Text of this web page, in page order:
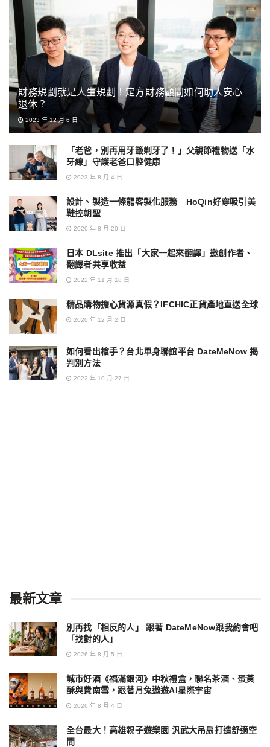
財務規劃就是人生規劃！定方財務顧問如何助人安心
退休？
2023 年 12 月 6 日
「老爸，別再用牙籤剃牙了！」父親節禮物送「水
牙線」守護老爸口腔健康
2023 年 8 月 4 日
設計、製造一條龍客製化服務 HoQin好穿吸引美
鞋控朝聖
2020 年 8 月 20 日
日本 DLsite 推出「大家一起來翻譯」邀創作者、
翻譯者共享收益
2022 年 11 月 18 日
精品購物擔心貨源真假？IFCHIC正貨產地直送全球
2020 年 12 月 2 日
如何看出槍手？台北單身聯誼平台 DateMeNow 揭
判別方法
2022 年 10 月 27 日
最新文章
別再找「相反的人」 跟著 DateMeNow跟我約會吧
「找對的人」
2026 年 8 月 5 日
城市好酒《福滿銀河》中秋禮盒，聯名茶酒、蛋黃
酥與費南雪，跟著月兔遨遊AI星際宇宙
2026 年 8 月 4 日
全台最大！高雄親子遊樂園 汎武大吊扇打造舒適空
間